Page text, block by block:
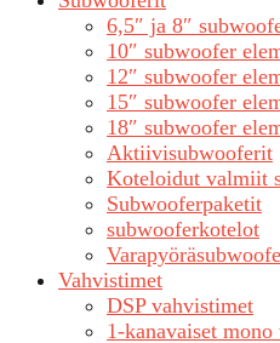
6,5″ ja 8″
10″ subwoofer
12″ subwoofer
15″ subwoofer
18″ subwoofer
Aktiivisubwooferit
Koteloidut valmiit
Subwooferpaketit
subwooferkotelot
Vahvistimet
DSP vahvistimet
1-kanavaiset